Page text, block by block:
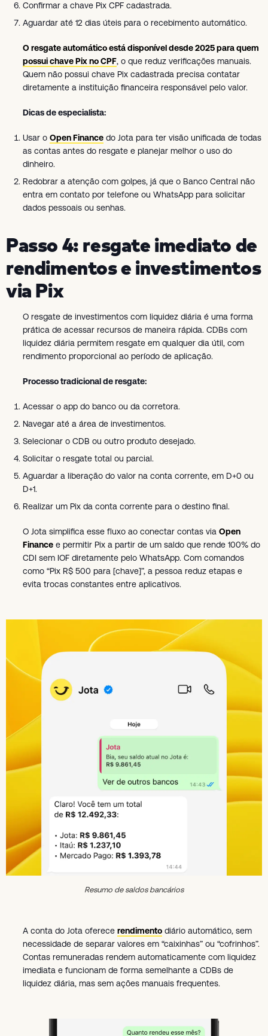
Confirmar a chave Pix CPF cadastrada.
Aguardar até 12 dias úteis para o recebimento automático.
O resgate automático está disponível desde 2025 para quem
possui chave Pix no CPF, o que reduz verificações manuais.
Quem não possui chave Pix cadastrada precisa contatar
diretamente a instituição financeira responsável pelo valor.
Dicas de especialista:
Usar o Open Finance do Jota para ter visão unificada de todas
as contas antes do resgate e planejar melhor o uso do
dinheiro.
Redobrar a atenção com golpes, já que o Banco Central não
entra em contato por telefone ou WhatsApp para solicitar
dados pessoais ou senhas.
Passo 4: resgate imediato de
rendimentos e investimentos
via Pix
O resgate de investimentos com liquidez diária é uma forma
prática de acessar recursos de maneira rápida. CDBs com
liquidez diária permitem resgate em qualquer dia útil, com
rendimento proporcional ao período de aplicação.
Processo tradicional de resgate:
Acessar o app do banco ou da corretora.
Navegar até a área de investimentos.
Selecionar o CDB ou outro produto desejado.
Solicitar o resgate total ou parcial.
Aguardar a liberação do valor na conta corrente, em D+0 ou
D+1.
Realizar um Pix da conta corrente para o destino final.
O Jota simplifica esse fluxo ao conectar contas via Open
Finance e permitir Pix a partir de um saldo que rende 100% do
CDI sem IOF diretamente pelo WhatsApp. Com comandos
como “Pix R$ 500 para [chave]”, a pessoa reduz etapas e
evita trocas constantes entre aplicativos.
Resumo de saldos bancários
A conta do Jota oferece rendimento diário automático, sem
necessidade de separar valores em “caixinhas” ou “cofrinhos”.
Contas remuneradas rendem automaticamente com liquidez
imediata e funcionam de forma semelhante a CDBs de
liquidez diária, mas sem ações manuais frequentes.